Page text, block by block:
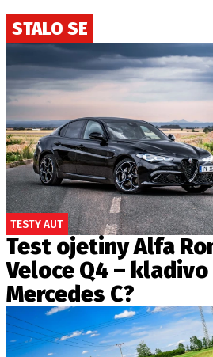
STALO SE
TESTY AUT
Test ojetiny Alfa
Veloce Q4 – kladivo
Mercedes C?